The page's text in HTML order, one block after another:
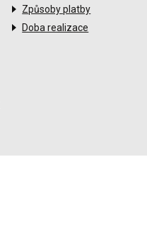
Způsoby platby
Doba realizace